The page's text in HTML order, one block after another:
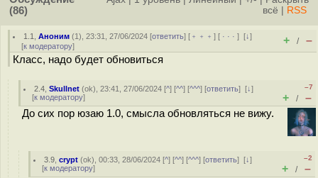
(86)
всё
RSS
1.1 ,Аноним (1), 23:31, 27/06/2024 [ответить] [ ﹢﹢﹢] [ · · ·][↓]
[к модератору] + / –
Класс, надо будет обновиться
2.4 ,Skullnet (ok), 23:41, 27/06/2024 [^] [^^] [^^^] [ответить][↓]
[к модератору]
–7
+ / –
До сих пор юзаю 1.0, смысла обновляться не вижу.
3.9 ,crypt (ok), 00:33, 28/06/2024 [^] [^^] [^^^] [ответить][↓]
[к модератору]
–2
+ / –